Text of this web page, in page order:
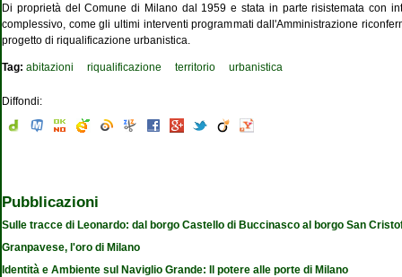
Di proprietà del Comune di Milano dal 1959 e stata in parte risistemata con
complessivo, come gli ultimi interventi programmati dall'Amministrazione
progetto di riqualificazione urbanistica.
Tag: abitazioni riqualificazione territorio urbanistica
Diffondi:
Pubblicazioni
Sulle tracce di Leonardo: dal borgo Castello di Buccinasco al borgo San
Granpavese, l'oro di Milano
Identità e Ambiente sul Naviglio Grande: Il potere alle porte di Milano